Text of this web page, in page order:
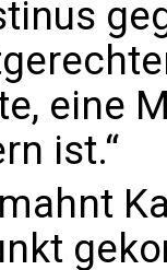
eine
ist.“